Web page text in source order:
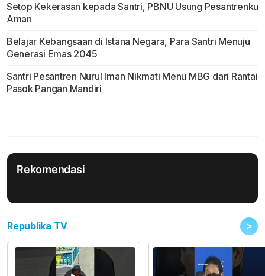
Setop Kekerasan kepada Santri, PBNU Usung Pesantrenku
Aman
Belajar Kebangsaan di Istana Negara, Para Santri Menuju
Generasi Emas 2045
Santri Pesantren Nurul Iman Nikmati Menu MBG dari Rantai
Pasok Pangan Mandiri
Rekomendasi
Republika TV >